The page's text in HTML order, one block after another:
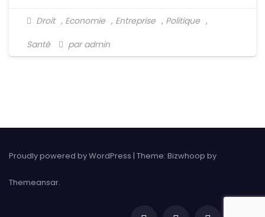
Droit , Economie , Entreprise , Politique ,
Santé
par admin
Proudly powered by WordPress | Theme: Bizwhoop by
Themeansar.